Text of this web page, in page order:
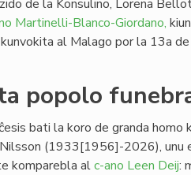
de la Konsulino, Lorena
Martinelli-Blanco-Giordano,
al Malago por la 13a
popolo
bati la koro de granda homo
(1933[1956]-2026), unu
komparebla alc-ano Leen Deij: